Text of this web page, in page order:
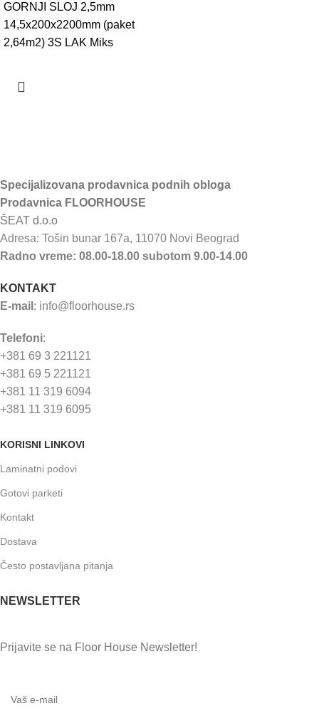
GORNJI SLOJ 2,5mm
14,5x200x2200mm (paket
2,64m2) 3S LAK Miks
Specijalizovana prodavnica podnih obloga
Prodavnica FLOORHOUSE
ŠEAT d.o.o
Adresa: Tošin bunar 167a, 11070 Novi Beograd
Radno vreme: 08.00-18.00 subotom 9.00-14.00
KONTAKT
E-mail : info@floorhouse.rs
Telefoni:
+381 69 3 221121
+381 69 5 221121
+381 11 319 6094
+381 11 319 6095
KORISNI LINKOVI
Laminatni podovi
Gotovi parketi
Kontakt
Dostava
Često postavljana pitanja
NEWSLETTER
Prijavite se na Floor House Newsletter!